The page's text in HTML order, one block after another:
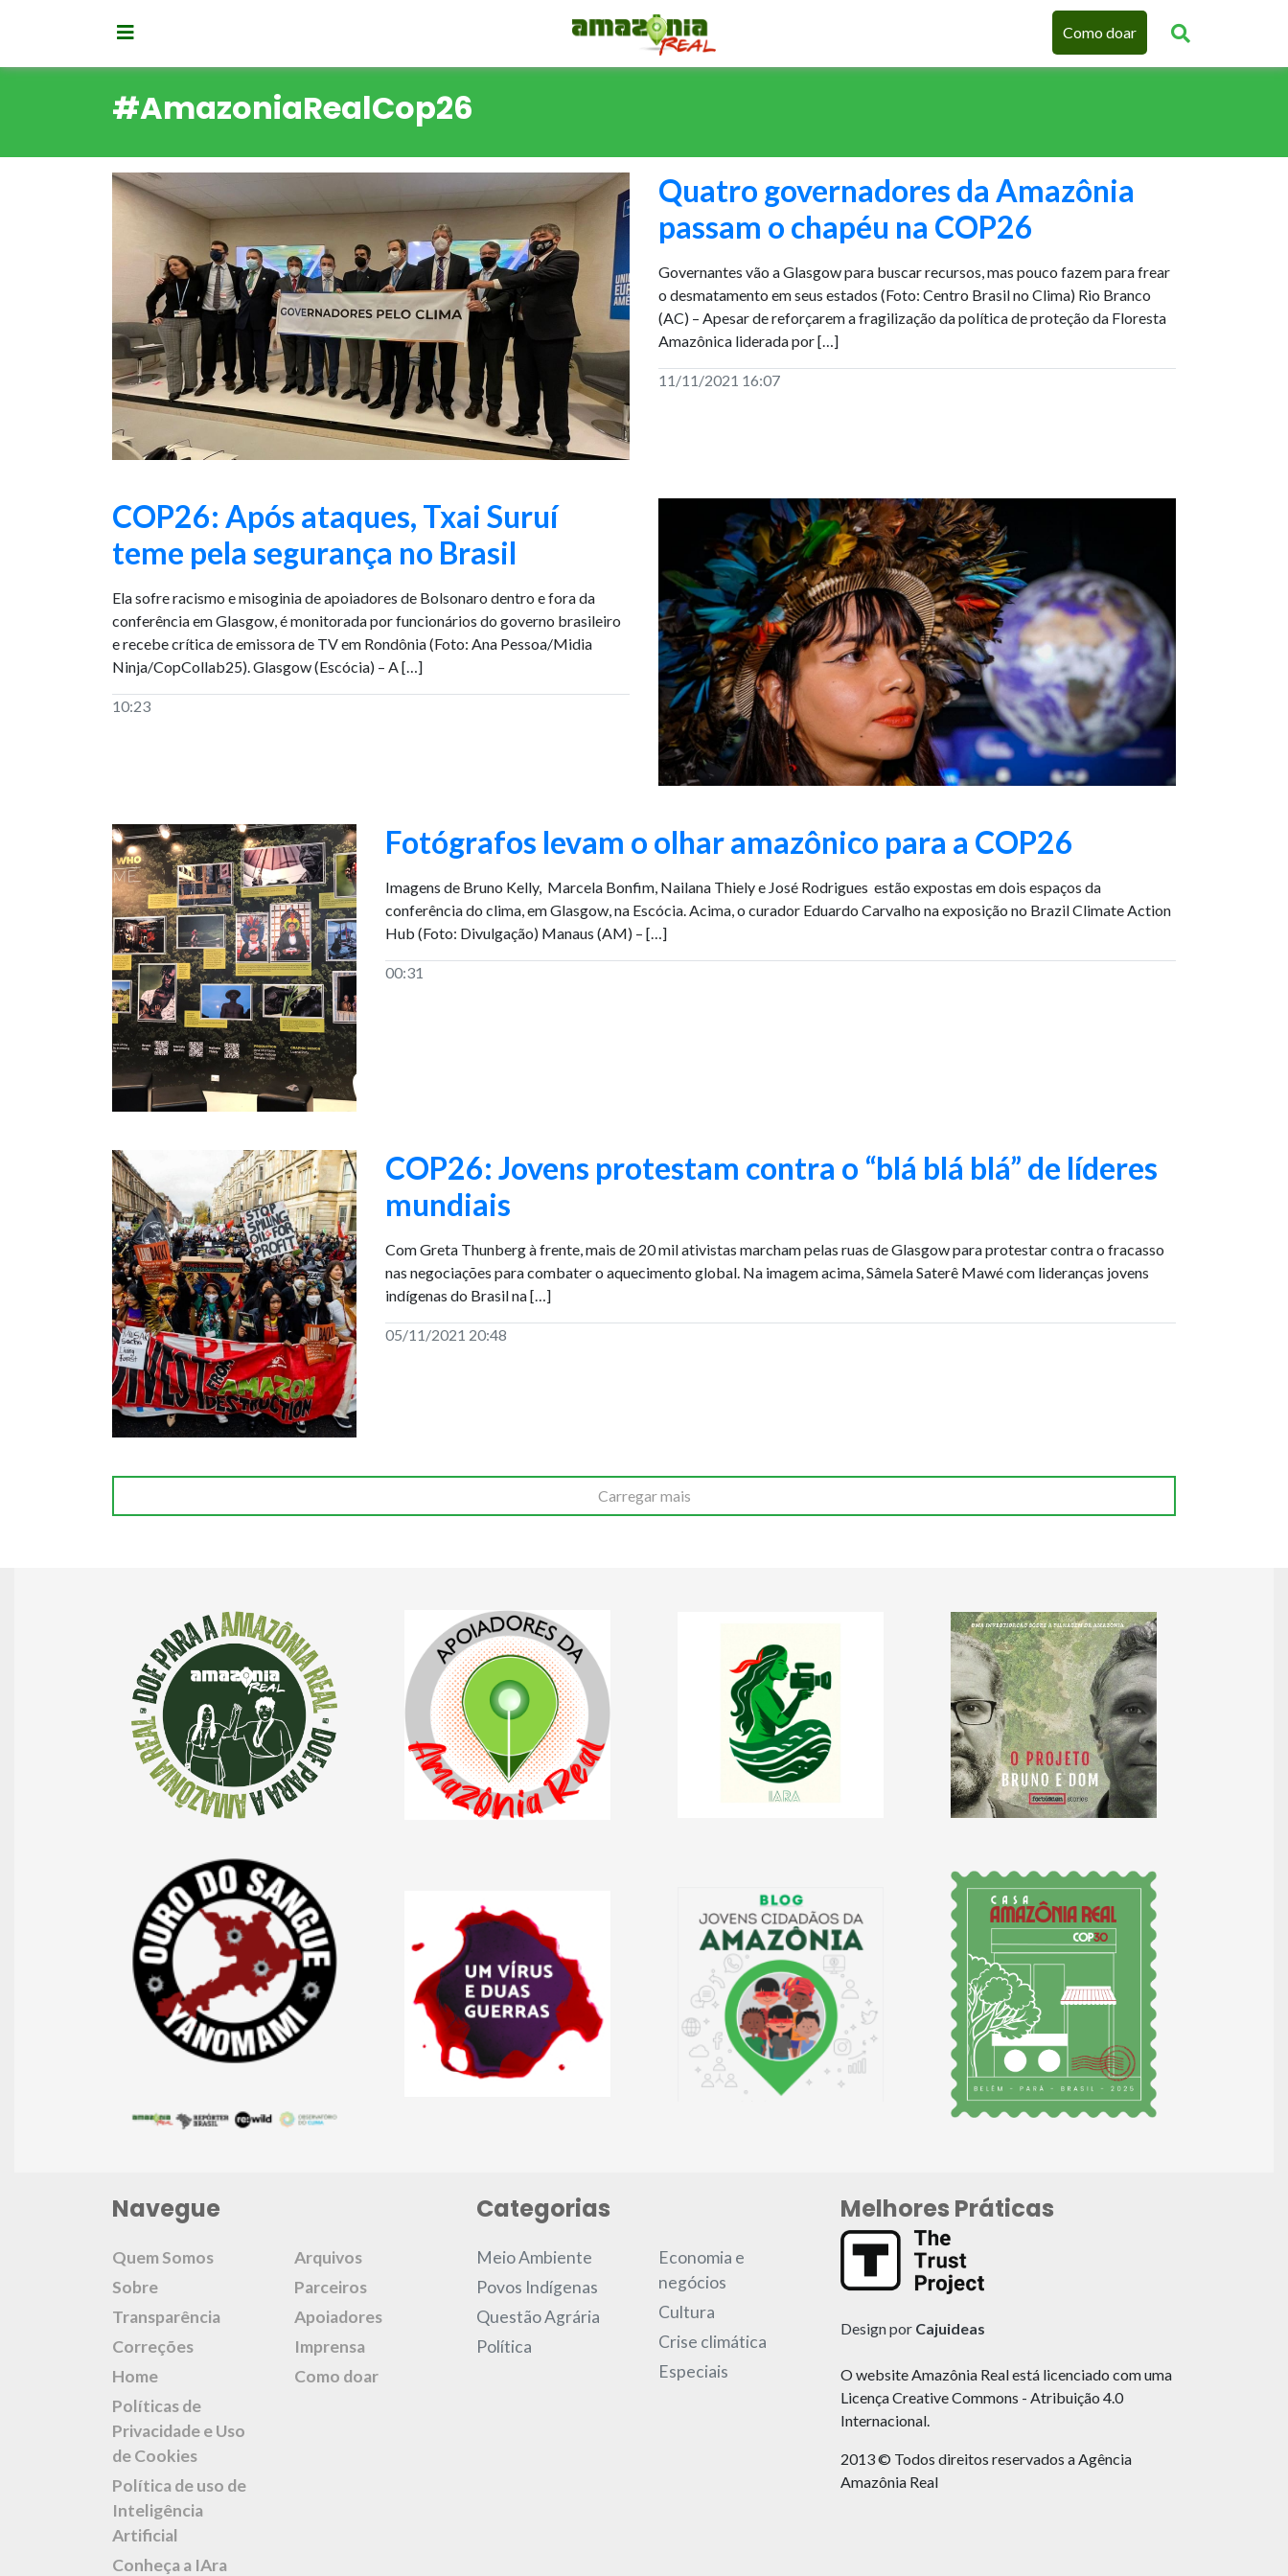
Como doar
#AmazoniaRealCop26
Quatro governadores da Amazônia
passam o chapéu na COP26
Governantes vão a Glasgow para buscar recursos, mas pouco fazem para frear
o desmatamento em seus estados (Foto: Centro Brasil no Clima) Rio Branco
(AC) – Apesar de reforçarem a fragilização da política de proteção da Floresta
Amazônica liderada por […]
11/11/2021 16:07
COP26: Após ataques, Txai Suruí
teme pela segurança no Brasil
Ela sofre racismo e misoginia de apoiadores de Bolsonaro dentro e fora da
conferência em Glasgow, é monitorada por funcionários do governo brasileiro
e recebe crítica de emissora de TV em Rondônia (Foto: Ana Pessoa/Midia
Ninja/CopCollab25). Glasgow (Escócia) – A […]
10:23
Fotógrafos levam o olhar amazônico para a COP26
Imagens de Bruno Kelly, Marcela Bonfim, Nailana Thiely e José Rodrigues estão expostas em dois espaços da
conferência do clima, em Glasgow, na Escócia. Acima, o curador Eduardo Carvalho na exposição no Brazil Climate Action
Hub (Foto: Divulgação) Manaus (AM) – […]
00:31
COP26: Jovens protestam contra o “blá blá blá” de líderes
mundiais
Com Greta Thunberg à frente, mais de 20 mil ativistas marcham pelas ruas de Glasgow para protestar contra o fracasso
nas negociações para combater o aquecimento global. Na imagem acima, Sâmela Saterê Mawé com lideranças jovens
indígenas do Brasil na […]
05/11/2021 20:48
Carregar mais
Navegue
Quem Somos
Sobre
Transparência
Correções
Home
Políticas de
Privacidade e Uso
de Cookies
Política de uso de
Inteligência
Artificial
Conheça a IAra
Arquivos
Parceiros
Apoiadores
Imprensa
Como doar
Categorias
Meio Ambiente
Povos Indígenas
Questão Agrária
Política
Economia e
negócios
Cultura
Crise climática
Especiais
Melhores Práticas
Design por Cajuideas
O website Amazônia Real está licenciado com uma
Licença Creative Commons - Atribuição 4.0
Internacional.
2013 © Todos direitos reservados a Agência
Amazônia Real